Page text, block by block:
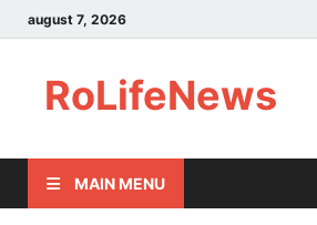
august 7, 2026
RoLifeNews
MAIN MENU